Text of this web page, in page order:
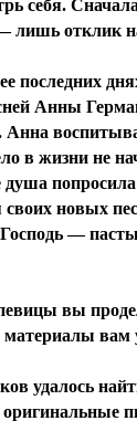
себя.
лишь отклик
последних
Анны
Анна
в жизни не
душа
новых
—
вы
вам
удалось
оригинальные